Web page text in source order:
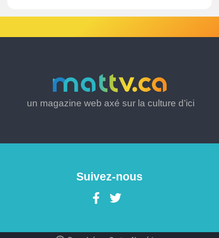
un magazine web axé sur la culture d’ici
Suivez-nous